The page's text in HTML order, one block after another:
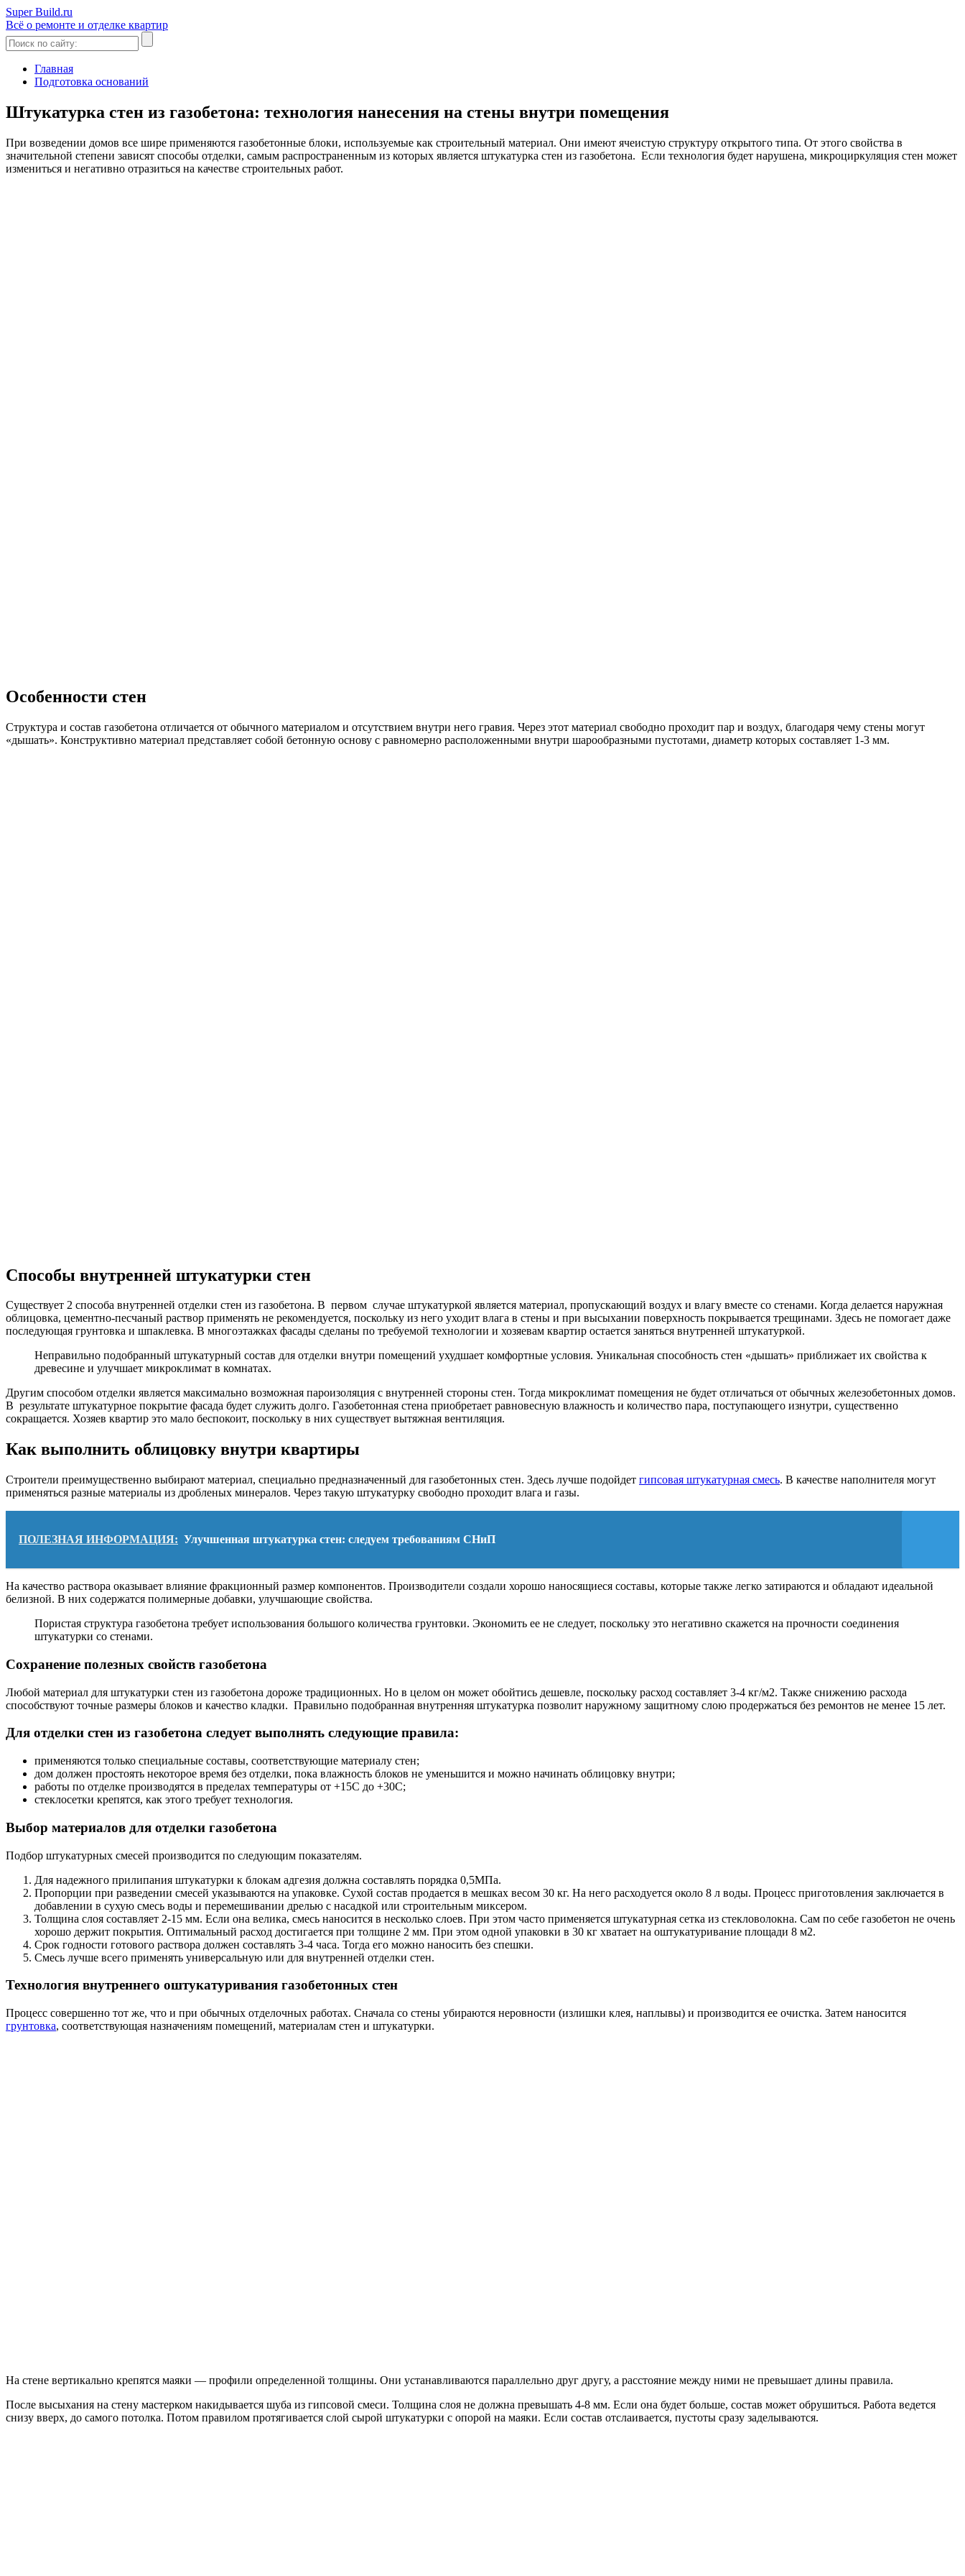
Super Build.ru
Всё о ремонте и отделке квартир
Главная
Подготовка оснований
Штукатурка стен из газобетона: технология нанесения на стены внутри помещения
При возведении домов все шире применяются газобетонные блоки, используемые как строительный материал. Они имеют ячеистую структуру открытого типа. От этого свойства в
значительной степени зависят способы отделки, самым распространенным из которых является штукатурка стен из газобетона. Если технология будет нарушена, микроциркуляция стен может
измениться и негативно отразиться на качестве строительных работ.
Особенности стен
Структура и состав газобетона отличается от обычного материалом и отсутствием внутри него гравия. Через этот материал свободно проходит пар и воздух, благодаря чему стены могут
«дышать». Конструктивно материал представляет собой бетонную основу с равномерно расположенными внутри шарообразными пустотами, диаметр которых составляет 1-3 мм.
Способы внутренней штукатурки стен
Существует 2 способа внутренней отделки стен из газобетона. В первом случае штукатуркой является материал, пропускающий воздух и влагу вместе со стенами. Когда делается наружная
облицовка, цементно-песчаный раствор применять не рекомендуется, поскольку из него уходит влага в стены и при высыхании поверхность покрывается трещинами. Здесь не помогает даже
последующая грунтовка и шпаклевка. В многоэтажках фасады сделаны по требуемой технологии и хозяевам квартир остается заняться внутренней штукатуркой.
Неправильно подобранный штукатурный состав для отделки внутри помещений ухудшает комфортные условия. Уникальная способность стен «дышать» приближает их свойства к
древесине и улучшает микроклимат в комнатах.
Другим способом отделки является максимально возможная пароизоляция с внутренней стороны стен. Тогда микроклимат помещения не будет отличаться от обычных железобетонных домов.
В результате штукатурное покрытие фасада будет служить долго. Газобетонная стена приобретает равновесную влажность и количество пара, поступающего изнутри, существенно
сокращается. Хозяев квартир это мало беспокоит, поскольку в них существует вытяжная вентиляция.
Как выполнить облицовку внутри квартиры
Строители преимущественно выбирают материал, специально предназначенный для газобетонных стен. Здесь лучше подойдет гипсовая штукатурная смесь. В качестве наполнителя могут
применяться разные материалы из дробленых минералов. Через такую штукатурку свободно проходит влага и газы.
ПОЛЕЗНАЯ ИНФОРМАЦИЯ: Улучшенная штукатурка стен: следуем требованиям СНиП
На качество раствора оказывает влияние фракционный размер компонентов. Производители создали хорошо наносящиеся составы, которые также легко затираются и обладают идеальной
белизной. В них содержатся полимерные добавки, улучшающие свойства.
Пористая структура газобетона требует использования большого количества грунтовки. Экономить ее не следует, поскольку это негативно скажется на прочности соединения
штукатурки со стенами.
Сохранение полезных свойств газобетона
Любой материал для штукатурки стен из газобетона дороже традиционных. Но в целом он может обойтись дешевле, поскольку расход составляет 3-4 кг/м2. Также снижению расхода
способствуют точные размеры блоков и качество кладки. Правильно подобранная внутренняя штукатурка позволит наружному защитному слою продержаться без ремонтов не менее 15 лет.
Для отделки стен из газобетона следует выполнять следующие правила:
применяются только специальные составы, соответствующие материалу стен;
дом должен простоять некоторое время без отделки, пока влажность блоков не уменьшится и можно начинать облицовку внутри;
работы по отделке производятся в пределах температуры от +15С до +30С;
стеклосетки крепятся, как этого требует технология.
Выбор материалов для отделки газобетона
Подбор штукатурных смесей производится по следующим показателям.
Для надежного прилипания штукатурки к блокам адгезия должна составлять порядка 0,5МПа.
Пропорции при разведении смесей указываются на упаковке. Сухой состав продается в мешках весом 30 кг. На него расходуется около 8 л воды. Процесс приготовления заключается в
добавлении в сухую смесь воды и перемешивании дрелью с насадкой или строительным миксером.
Толщина слоя составляет 2-15 мм. Если она велика, смесь наносится в несколько слоев. При этом часто применяется штукатурная сетка из стекловолокна. Сам по себе газобетон не очень
хорошо держит покрытия. Оптимальный расход достигается при толщине 2 мм. При этом одной упаковки в 30 кг хватает на оштукатуривание площади 8 м2.
Срок годности готового раствора должен составлять 3-4 часа. Тогда его можно наносить без спешки.
Смесь лучше всего применять универсальную или для внутренней отделки стен.
Технология внутреннего оштукатуривания газобетонных стен
Процесс совершенно тот же, что и при обычных отделочных работах. Сначала со стены убираются неровности (излишки клея, наплывы) и производится ее очистка. Затем наносится
грунтовка, соответствующая назначениям помещений, материалам стен и штукатурки.
На стене вертикально крепятся маяки — профили определенной толщины. Они устанавливаются параллельно друг другу, а расстояние между ними не превышает длины правила.
После высыхания на стену мастерком накидывается шуба из гипсовой смеси. Толщина слоя не должна превышать 4-8 мм. Если она будет больше, состав может обрушиться. Работа ведется
снизу вверх, до самого потолка. Потом правилом протягивается слой сырой штукатурки с опорой на маяки. Если состав отслаивается, пустоты сразу заделываются.